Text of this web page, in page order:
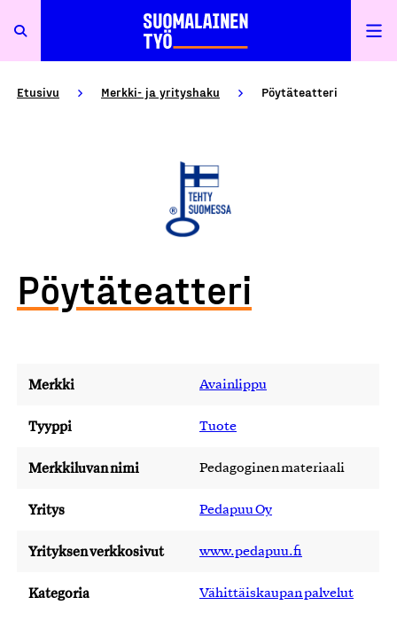
Etusivu Merkki- ja yrityshaku Pöytäteatteri
Pöytäteatteri
Merkki Avainlippu
Tyyppi Tuote
Merkkiluvan nimi Pedagoginen materiaali
Yritys Pedapuu Oy
Yrityksen verkkosivut www.pedapuu.fi
Kategoria Vähittäiskaupan palvelut